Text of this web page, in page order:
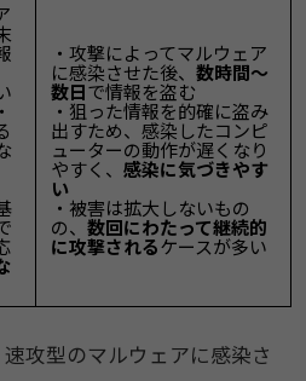
​​・攻撃によってマルウェア
に感染させた後、 ​​数時間～
数日​​で情報を盗む​
・狙った情報を的確に盗み
出すため、感染したコンピ
ューターの動作が遅くなり
やすく、​​ 感染に気づきやす
い
​​・被害は拡大しないもの
の、 ​​数回にわたって継続的
に攻撃される​​ケースが多い​
攻型のマルウェアに感染さ